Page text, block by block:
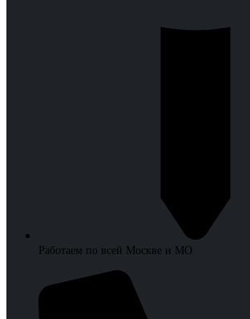
Работаем по всей Москве и МО